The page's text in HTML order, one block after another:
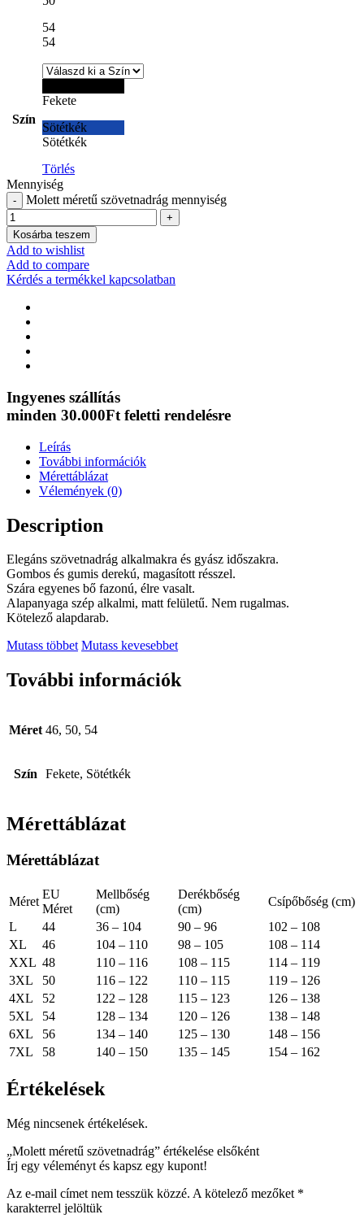
54
54
Szín
Fekete
Sötétkék
Sötétkék
Törlés
Mennyiség
Molett méretű szövetnadrág mennyiség
Kosárba teszem
Add to wishlist
Add to compare
Kérdés a termékkel kapcsolatban
Ingyenes szállítás
minden 30.000Ft feletti rendelésre
Leírás
További információk
Mérettáblázat
Vélemények (0)
Description
Elegáns szövetnadrág alkalmakra és gyász időszakra.
Gombos és gumis derekú, magasított résszel.
Szára egyenes bő fazonú, élre vasalt.
Alapanyaga szép alkalmi, matt felületű. Nem rugalmas.
Kötelező alapdarab.
Mutass többet Mutass kevesebbet
További információk
Méret 46, 50, 54
Szín Fekete, Sötétkék
Mérettáblázat
Mérettáblázat
Méret
EU
Méret
Mellbőség
(cm)
Derékbőség
(cm)
Csípőbőség (cm)
L
44 36 – 104 90 – 96
102 – 108
XL
46 104 – 110 98 – 105
108 – 114
XXL 48 110 – 116 108 – 115
114 – 119
3XL
50 116 – 122 110 – 115
119 – 126
4XL
52 122 – 128 115 – 123
126 – 138
5XL
54 128 – 134 120 – 126
138 – 148
6XL
56 134 – 140 125 – 130
148 – 156
7XL
58 140 – 150 135 – 145 154 – 162
Értékelések
Még nincsenek értékelések.
„Molett méretű szövetnadrág” értékelése elsőként
Írj egy véleményt és kapsz egy kupont!
Az e-mail címet nem tesszük közzé. A kötelező mezőket *
karakterrel jelöltük